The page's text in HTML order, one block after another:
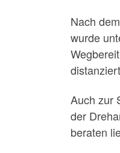
Nach
wurde
Auch zur
der
beraten